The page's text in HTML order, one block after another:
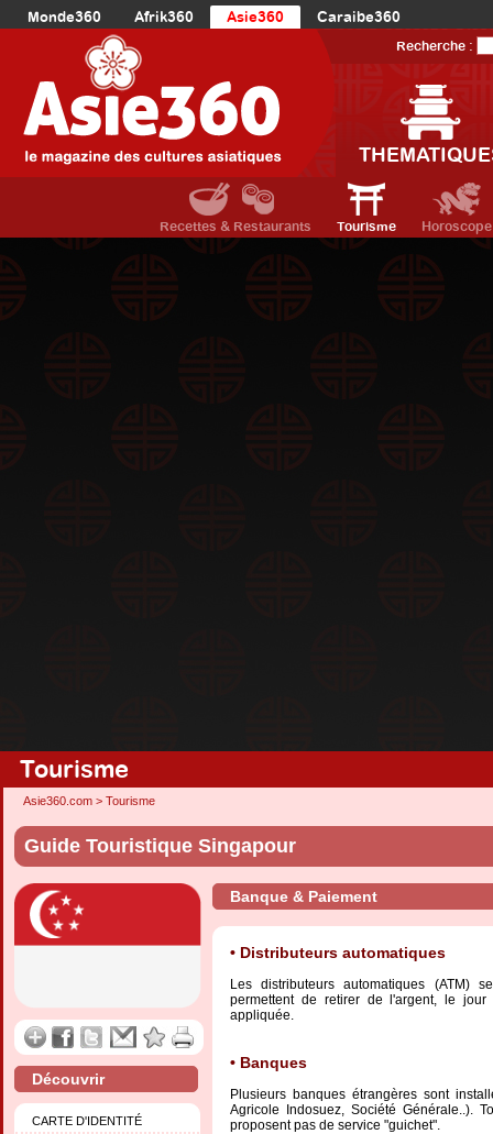
Monde360 Afrik360 Asie360
Caraibe360
Europe360
AmériqueDuNord360
Océanie360
Recherche :
Recettes & Restaurants Tourisme Horoscope
Tourisme
Asie360.com > Tourisme
Guide Touristique Singapour
Découvrir
CARTE D'IDENTITÉ
Banque & Paiement
Distributeurs automatiques
Les distributeurs automatiques (ATM)
permettent de retirer de l'argent, le
appliquée.
Banques
Plusieurs banques étrangères sont
Agricole Indosuez, Société Générale..).
proposent pas de service "guichet".